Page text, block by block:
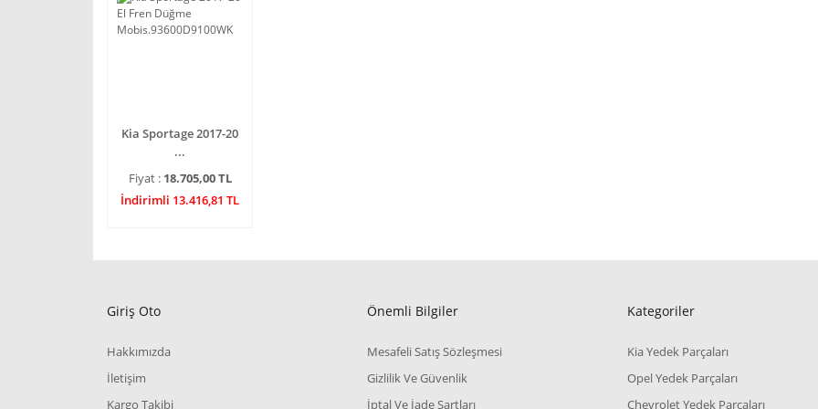
Kia Sportage 2017-20
...
Fiyat : 18.705,00 TL
İndirimli 13.416,81 TL
Giriş Oto
Hakkımızda
İletişim
Kargo Takibi
Önemli Bilgiler
Mesafeli Satış Sözleşmesi
Gizlilik Ve Güvenlik
İptal Ve İade Şartları
Kategoriler
Kia Yedek Parçaları
Opel Yedek Parçaları
Chevrolet Yedek Parçaları